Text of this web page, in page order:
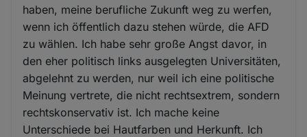
haben, meine berufliche Zukunft weg zu werfen,
wenn ich öffentlich dazu stehen würde, die AFD
zu wählen. Ich habe sehr große Angst davor, in
den eher politisch links ausgelegten Universitäten,
abgelehnt zu werden, nur weil ich eine politische
Meinung vertrete, die nicht rechtsextrem, sondern
rechtskonservativ ist. Ich mache keine
Unterschiede bei Hautfarben und Herkunft. Ich